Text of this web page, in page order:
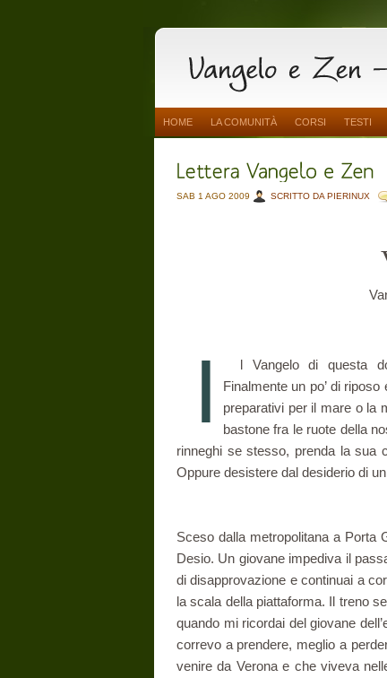
HOME LA COMUNITÀ CORSI TESTI
SAB 1 AGO 2009 SCRITTO DA PIERINUX
I
l Vangelo di questa
Finalmente un po’ di
preparativi per il mare o la
bastone fra le ruote della
rinneghi se stesso, prenda la sua
Oppure desistere dal desiderio di
Sceso dalla metropolitana a Porta
Desio. Un giovane impediva il
di disapprovazione e continuai a
la scala della piattaforma. Il treno
quando mi ricordai del giovane
correvo a prendere, meglio a
venire da Verona e che viveva